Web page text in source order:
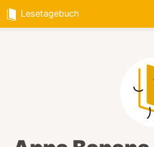
Lesetagebuch